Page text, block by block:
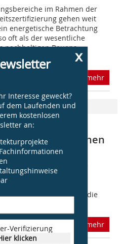
x
Interesse geweckt?
dem Laufenden und
kostenlosen
an:
Verifizierung
klicken
im Rahmen der
gehen weit
energetische Betrachtung
oft als der wesentliche
nachhaltigen Bauens
mehr
Stadt
München
Besonders bei
Kapitalanlegern, die die
Wohnen in den letzten
explodieren lassen. Um
entgegenzuwirken, hat die
mehr